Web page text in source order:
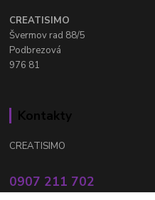
CREATISIMO
Švermov rad 88/5
Podbrezová
976 81
Kontakty
CREATISIMO
0907 211 702
Po - Pia: 8.00 - 16.00 hod